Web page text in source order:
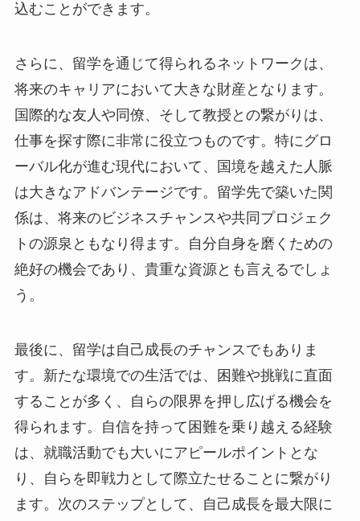
込むことができます。
さらに、留学を通じて得られるネットワークは、
将来のキャリアにおいて大きな財産となります。
国際的な友人や同僚、そして教授との繋がりは、
仕事を探す際に非常に役立つものです。特にグロ
ーバル化が進む現代において、国境を越えた人脈
は大きなアドバンテージです。留学先で築いた関
係は、将来のビジネスチャンスや共同プロジェク
トの源泉ともなり得ます。自分自身を磨くための
絶好の機会であり、貴重な資源とも言えるでしょ
う。
最後に、留学は自己成長のチャンスでもありま
す。新たな環境での生活では、困難や挑戦に直面
することが多く、自らの限界を押し広げる機会を
得られます。自信を持って困難を乗り越える経験
は、就職活動でも大いにアピールポイントとな
り、自らを即戦力として際立たせることに繋がり
ます。次のステップとして、自己成長を最大限に